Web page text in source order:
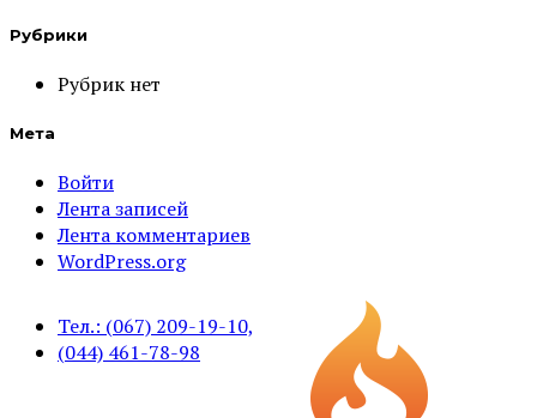
Рубрики
Рубрик нет
Мета
Войти
Лента записей
Лента комментариев
WordPress.org
Тел.: (067) 209-19-10,
(044) 461-78-98